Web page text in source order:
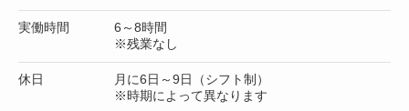
実働時間
6～8時間
※残業なし
休日
月に6日～9日（シフト制）
※時期によって異なります